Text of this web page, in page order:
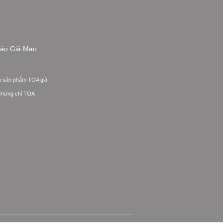
Giả Mạo
sản phẩm TOA giả
chỉ TOA